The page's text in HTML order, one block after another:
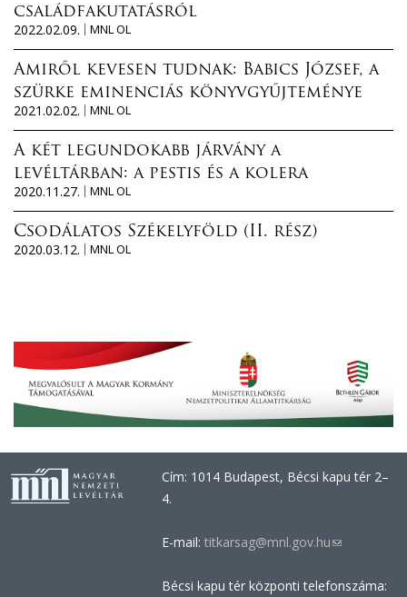
családfakutatásról
2022.02.09.
MNL OL
Amiről kevesen tudnak: Babics József, a
szürke eminenciás könyvgyűjteménye
2021.02.02.
MNL OL
A két legundokabb járvány a
levéltárban: a pestis és a kolera
2020.11.27.
MNL OL
Csodálatos Székelyföld (II. rész)
2020.03.12.
MNL OL
Cím: 1014 Budapest, Bécsi kapu tér 2–
4.
E-mail: titkarsag@mnl.gov.hu(link
e-
Bécsi kapu tér központi telefonszáma: